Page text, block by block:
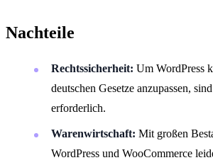
Nachteile
Rechtssicherheit: Um WordPress
deutschen Gesetze anzupassen,
erforderlich.
Warenwirtschaft: Mit großen
WordPress und WooCommerce